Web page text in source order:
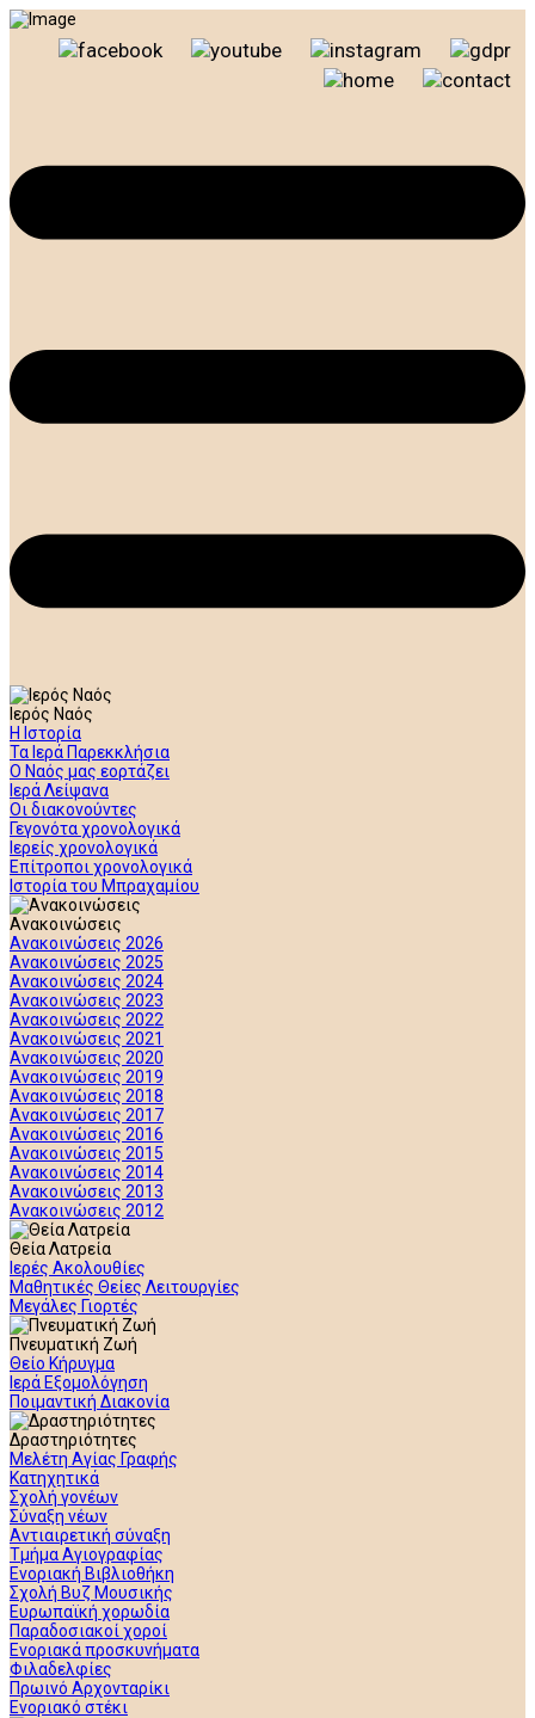
Ιερός Ναός
Η Ιστορία
Τα Ιερά Παρεκκλήσια
Ο Ναός μας εορτάζει
Ιερά Λείψανα
Οι διακονούντες
Γεγονότα χρονολογικά
Ιερείς χρονολογικά
Επίτροποι χρονολογικά
Ιστορία του Μπραχαμίου
Ανακοινώσεις
Ανακοινώσεις 2026
Ανακοινώσεις 2025
Ανακοινώσεις 2024
Ανακοινώσεις 2023
Ανακοινώσεις 2022
Ανακοινώσεις 2021
Ανακοινώσεις 2020
Ανακοινώσεις 2019
Ανακοινώσεις 2018
Ανακοινώσεις 2017
Ανακοινώσεις 2016
Ανακοινώσεις 2015
Ανακοινώσεις 2014
Ανακοινώσεις 2013
Ανακοινώσεις 2012
Θεία Λατρεία
Ιερές Ακολουθίες
Μαθητικές Θείες Λειτουργίες
Μεγάλες Γιορτές
Πνευματική Ζωή
Θείο Κήρυγμα
Ιερά Εξομολόγηση
Ποιμαντική Διακονία
Δραστηριότητες
Μελέτη Αγίας Γραφής
Κατηχητικά
Σχολή γονέων
Σύναξη νέων
Αντιαιρετική σύναξη
Τμήμα Αγιογραφίας
Ενοριακή Βιβλιοθήκη
Σχολή Βυζ Μουσικής
Ευρωπαϊκή χορωδία
Παραδοσιακοί χοροί
Ενοριακά προσκυνήματα
Φιλαδελφίες
Πρωινό Αρχονταρίκι
Ενοριακό στέκι